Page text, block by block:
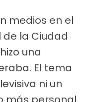
medios en el
la Ciudad
una
El tema
ni un